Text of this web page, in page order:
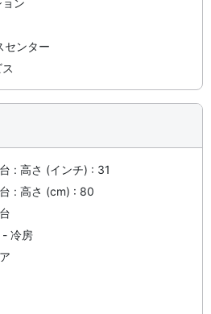
ン
センター
: 高さ (インチ) : 31
: 高さ (cm) : 80
- 冷房